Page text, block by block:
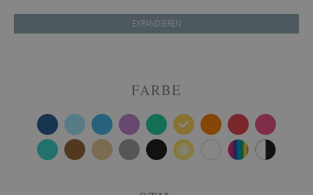
EXPANDIEREN
FARBE